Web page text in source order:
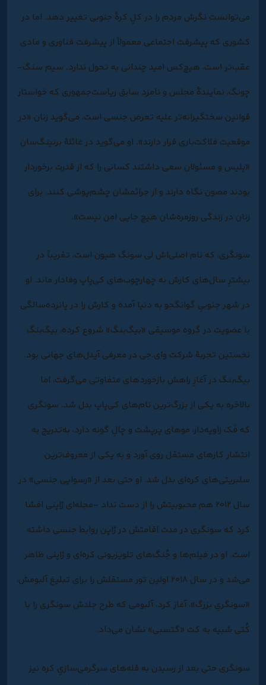
می‌توانست نگرش مردم را در کلِ کرۀ جنوبی تغییر دهد. اما در
کشوری که پیشرفت اجتماعی معمولاً از پیشرفت‌ فناوری و مادی
عقب‌تر است، هیچ‌کس امید چندانی به تحول ندارد. سیم سنگ-
چونگ، نمایندۀ مجلس و نامزد سابق ریاست‌جمهوری که خواستار
قوانین سختگیرانه‌تر علیه تعرض جنسی است، می‌گوید زنان «در
موقعیت فلاکت‌باری قرار دارند». او می‌گوید در غائلۀ برنینگ‌سان
«پلیس و مسئولان سعی داشتند کسانی را که از قدرت برخوردار
بودند مصون نگاه دارند و از جرائمشان چشم‌پوشی کنند. برای
زنان در زندگی روزمره‌شان هیچ جایی امن نیست».
سونگری، که نام اصلی‌اش لی سونگ هیون است، تقریباً در
بیشترِ سال‌های کارش به چهارچوب‌های کی‌پاپ وفادار ماند. او
در شهر جنوبیِ گوانگجو به دنیا آمده و کارش را در پانزده‌سالگی
با عضویت در گروه موسیقی «بیگ‌بنگ» شروع کرده، بیگ‌بنگ
نخستین تجربۀ شرکت وای.جی در معرفی آیدل‌های جهانی بود.
بیگ‌بنگ در آغازِ راهش بازخوردهای متفاوتی می‌گرفت، اما
بالاخره به یکی از بزرگ‌ترین نام‌های کی‌پاپ بدل شد. سونگری
که فَک زاویه‌دار، موهای پرپشت و چالِ گونه دارد، به‌تدریج به
انتشار کارهای مستقل روی آورد و به یکی از معروف‌ترین
سلبریتی‌های کره‌ای بدل شد. او حتی بعد از «رسوایی جنسی» در
سال ۲۰۱۲ هم محبوبیتش را از دست نداد -مجله‌ای ژاپنی افشا
کرد که سونگری در مدت اقامتش در ژاپن روابط جنسی داشته
است. او در فیلم‌ها و جُنگ‌های تلویزیونی کره‌ای و ژاپنی ظاهر
می‌شد و در سال ۲۰۱۸ اولین تور مستقلش را برای تبلیغ آلبومش،
«سونگریِ بزرگ»، آغاز کرد، آلبومی که طرح جلدش سونگری را با
کُتی شبیه به کت «گتسبی» نشان می‌داد.
سونگری حتی بعد از رسیدن به قله‌های سرگرمی‌سازیِ کره نیز